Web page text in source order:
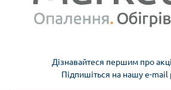
Дізнавайтеся першим про
Підпишіться на нашу e-mail